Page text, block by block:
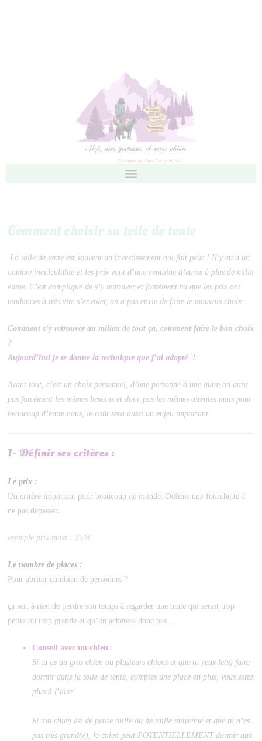
Comment choisir sa toile de tente
La toile de tente est souvent un investissement qui fait peur ! Il y en a un
nombre incalculable et les prix vont d’une centaine d’euros à plus de mille
euros. C’est compliqué de s’y retrouver et forcément vu que les prix ont
tendances à très vite s’envoler, on a pas envie de faire le mauvais choix.
Comment s’y retrouver au milieu de tout ça, comment faire le bon choix
?
Aujourd’hui je te donne la technique que j’ai adopté !
Avant tout, c’est un choix personnel, d’une personne à une autre on aura
pas forcément les mêmes besoins et donc pas les mêmes attentes mais pour
beaucoup d’entre nous, le coût sera aussi un enjeu important.
1- Définir ses critères :
Le prix :
Un critère important pour beaucoup de monde. Définis une fourchette à
ne pas dépasser.
exemple prix maxi : 250€
Le nombre de places :
Pour abriter combien de personnes ?
ça sert à rien de perdre son temps à regarder une tente qui serait trop
petite ou trop grande et qu’on achètera donc pas …
Conseil avec un chien :
Si tu as un gros chien ou plusieurs chiens et que tu veux le(s) faire
dormir dans la toile de tente, comptes une place en plus, vous serez
plus à l’aise.
Si ton chien est de petite taille ou de taille moyenne et que tu n’es
pas très grand(e), le chien peut POTENTIELLEMENT dormir aux